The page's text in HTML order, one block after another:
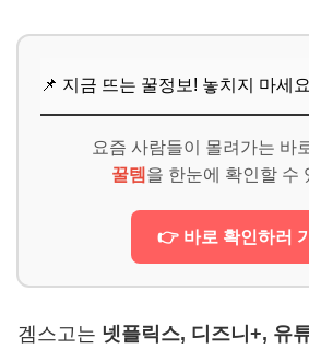
📌 지금 뜨는 꿀정보! 놓치지 마세요
요즘 사람들이 몰려가는 바
꿀템 을 한눈에 확인할 수
👉 바로 확인하러
겜스고는 넷플릭스, 디즈니+, 유